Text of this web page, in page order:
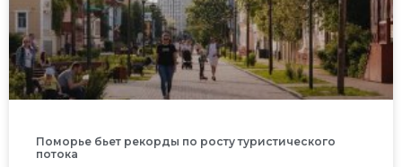
Поморье бьет рекорды по росту туристического
потока